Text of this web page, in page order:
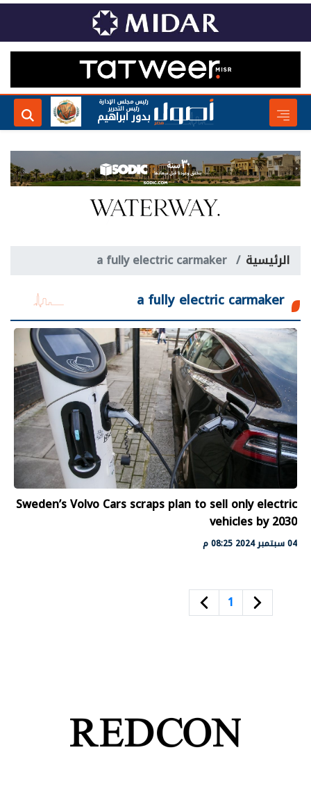
رئيس مجلس الإدارة
رئيس التحرير
بدور ابراهيم
الرئيسية
a fully electric carmaker
Sweden’s Volvo Cars scraps plan to sell only electric
vehicles by 2030
04 سبتمبر 2024 08:25 م
1